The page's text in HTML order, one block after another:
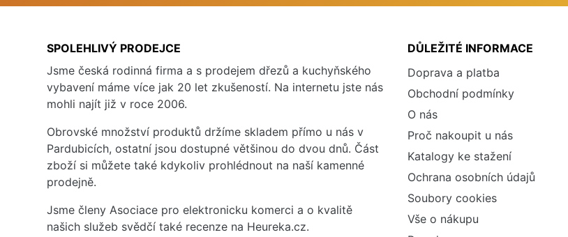
SPOLEHLIVÝ PRODEJCE
Jsme česká rodinná firma a s prodejem dřezů a kuchyňského
vybavení máme více jak 20 let zkušeností. Na internetu jste nás
mohli najít již v roce 2006.
Obrovské množství produktů držíme skladem přímo u nás v
Pardubicích, ostatní jsou dostupné většinou do dvou dnů. Část
zboží si můžete také kdykoliv prohlédnout na naší kamenné
prodejně.
Jsme členy Asociace pro elektronicku komerci a o kvalitě
našich služeb svědčí také recenze na Heureka.cz.
DŮLEŽITÉ INFORMACE
Doprava a platba
Obchodní podmínky
O nás
Proč nakoupit u nás
Katalogy ke stažení
Ochrana osobních údajů
Soubory cookies
Vše o nákupu